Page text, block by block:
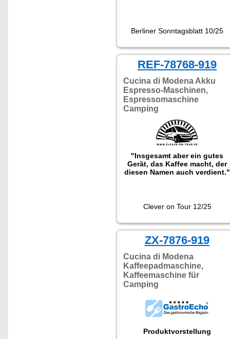
Berliner Sonntagsblatt 10/25
REF-78768-919
Cucina di Modena Akku
Espresso-Maschinen,
Espressomaschine
Camping
"Insgesamt aber ein gutes
Gerät, das Kaffee macht, der
diesen Namen auch verdient."
Clever on Tour 12/25
ZX-7876-919
Cucina di Modena
Kaffeepadmaschine,
Kaffeemaschine für
Camping
Produktvorstellung